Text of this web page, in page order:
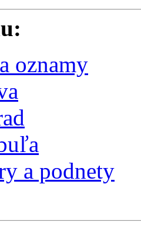
oznamy
a podnety